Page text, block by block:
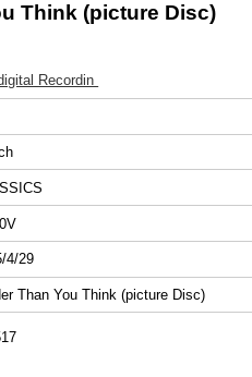
Think (picture Disc)
Recordin
4/29
Than You Think (picture Disc)